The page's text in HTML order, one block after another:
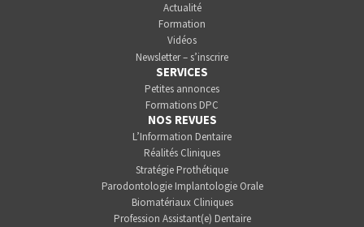
Actualité
Formation
Vidéos
Newsletter – s’inscrire
SERVICES
Petites annonces
Formations DPC
NOS REVUES
L’Information Dentaire
Réalités Cliniques
Stratégie Prothétique
Parodontologie Implantologie Orale
Biomatériaux Cliniques
Profession Assistant(e) Dentaire